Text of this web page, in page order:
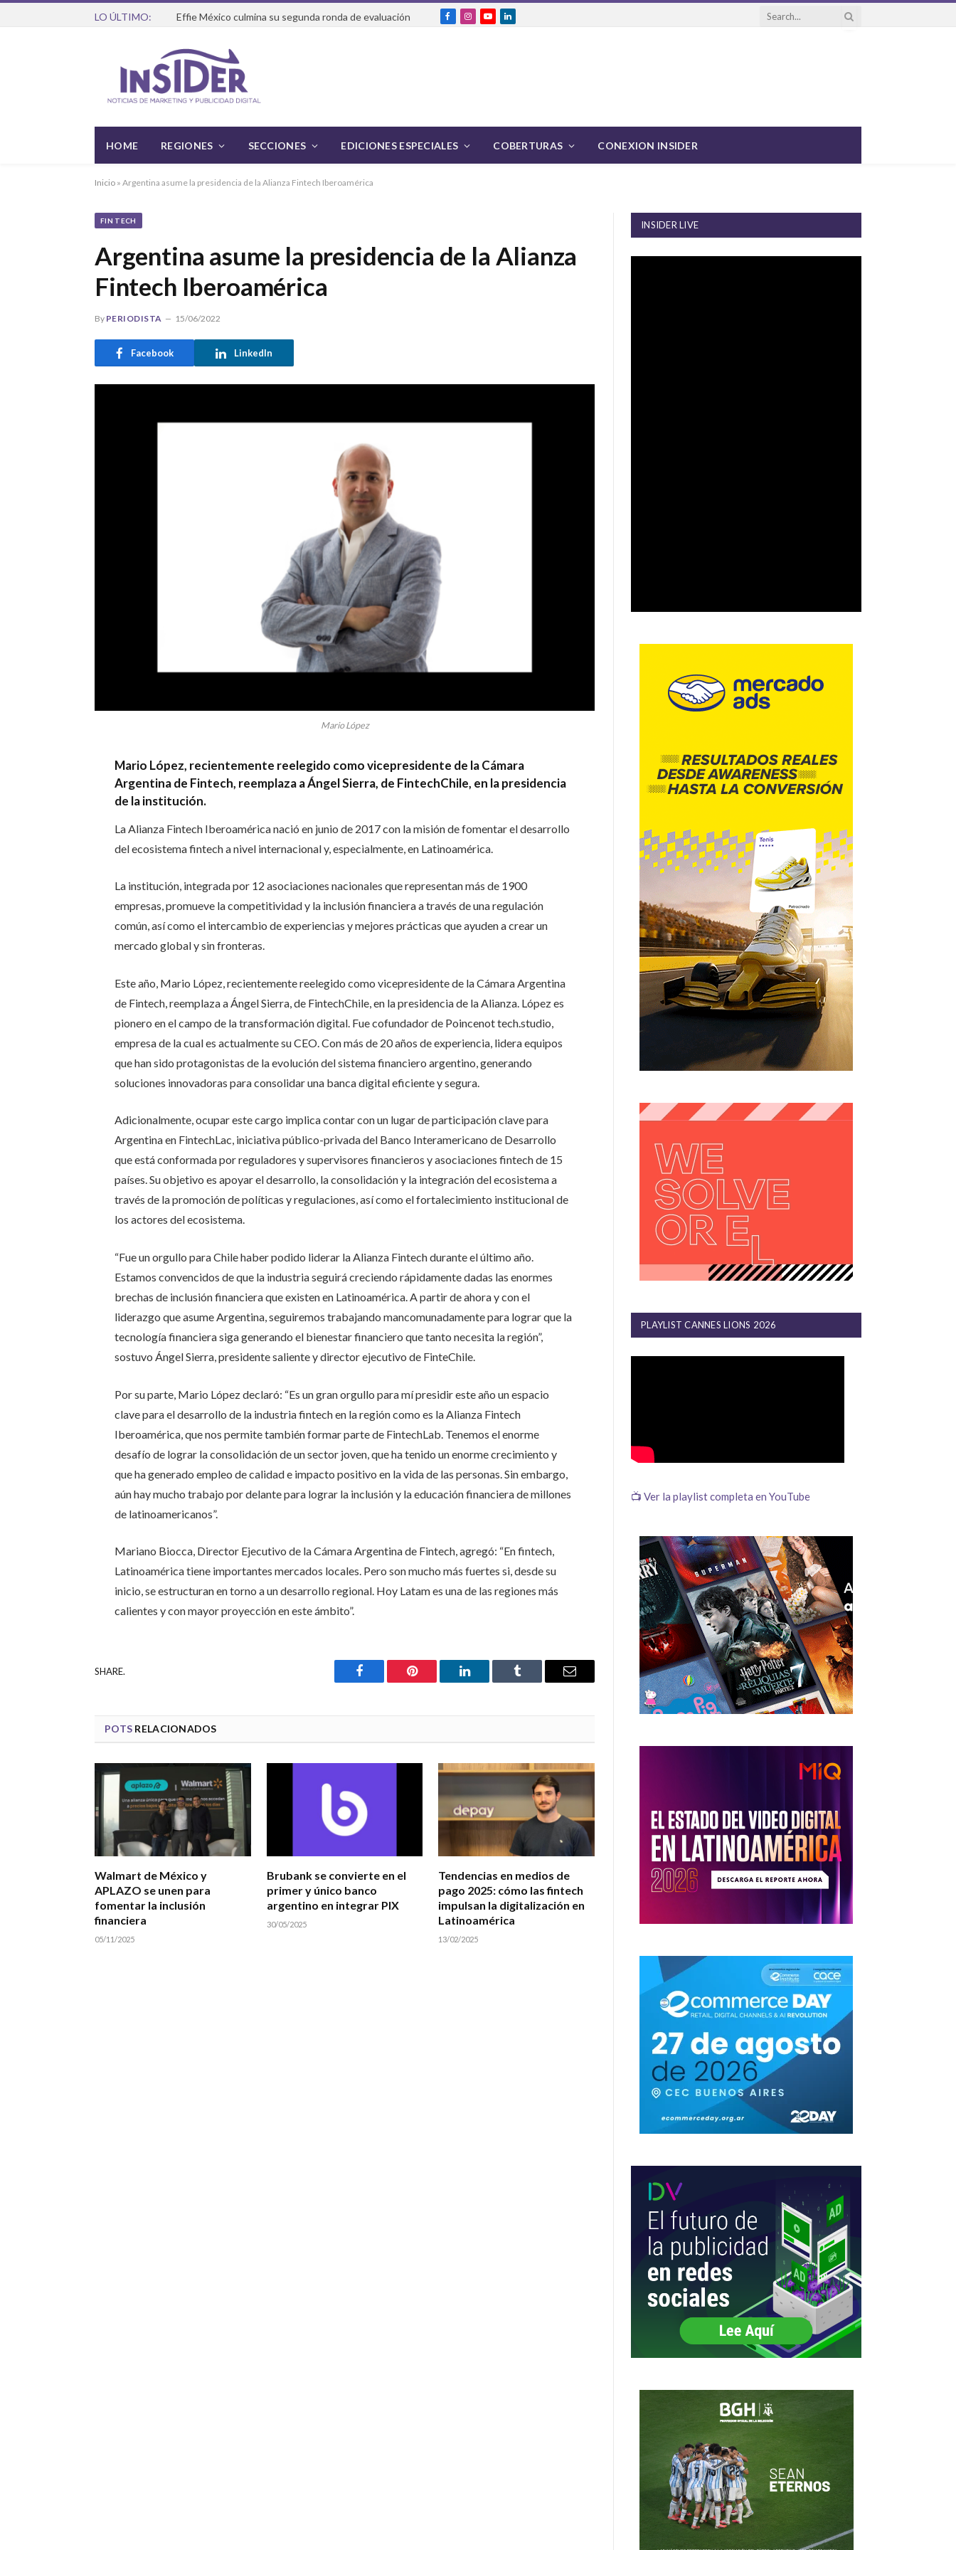
LO ÚLTIMO: Effie México culmina su segunda ronda de evaluación
FacebookInstagram
YouTubeLinkedIn
HOME REGIONES SECCIONES EDICIONES ESPECIALES COBERTURAS CONEXION INSIDER
Inicio » Argentina asume la presidencia de la Alianza Fintech Iberoamérica
FIN TECH
Argentina asume la presidencia de la Alianza
Fintech Iberoamérica
By PERIODISTA 15/06/2022
Facebook LinkedIn
Mario López
Mario López, recientemente reelegido como vicepresidente de la Cámara
Argentina de Fintech, reemplaza a Ángel Sierra, de FintechChile, en la presidencia
de la institución.
La Alianza Fintech Iberoamérica nació en junio de 2017 con la misión de fomentar el desarrollo
del ecosistema fintech a nivel internacional y, especialmente, en Latinoamérica.
La institución, integrada por 12 asociaciones nacionales que representan más de 1900
empresas, promueve la competitividad y la inclusión financiera a través de una regulación
común, así como el intercambio de experiencias y mejores prácticas que ayuden a crear un
mercado global y sin fronteras.
Este año, Mario López, recientemente reelegido como vicepresidente de la Cámara Argentina
de Fintech, reemplaza a Ángel Sierra, de FintechChile, en la presidencia de la Alianza. López es
pionero en el campo de la transformación digital. Fue cofundador de Poincenot tech.studio,
empresa de la cual es actualmente su CEO. Con más de 20 años de experiencia, lidera equipos
que han sido protagonistas de la evolución del sistema financiero argentino, generando
soluciones innovadoras para consolidar una banca digital eficiente y segura.
Adicionalmente, ocupar este cargo implica contar con un lugar de participación clave para
Argentina en FintechLac, iniciativa público-privada del Banco Interamericano de Desarrollo
que está conformada por reguladores y supervisores financieros y asociaciones fintech de 15
países. Su objetivo es apoyar el desarrollo, la consolidación y la integración del ecosistema a
través de la promoción de políticas y regulaciones, así como el fortalecimiento institucional de
los actores del ecosistema.
“Fue un orgullo para Chile haber podido liderar la Alianza Fintech durante el último año.
Estamos convencidos de que la industria seguirá creciendo rápidamente dadas las enormes
brechas de inclusión financiera que existen en Latinoamérica. A partir de ahora y con el
liderazgo que asume Argentina, seguiremos trabajando mancomunadamente para lograr que la
tecnología financiera siga generando el bienestar financiero que tanto necesita la región”,
sostuvo Ángel Sierra, presidente saliente y director ejecutivo de FinteChile.
Por su parte, Mario López declaró: “Es un gran orgullo para mí presidir este año un espacio
clave para el desarrollo de la industria fintech en la región como es la Alianza Fintech
Iberoamérica, que nos permite también formar parte de FintechLab. Tenemos el enorme
desafío de lograr la consolidación de un sector joven, que ha tenido un enorme crecimiento y
que ha generado empleo de calidad e impacto positivo en la vida de las personas. Sin embargo,
aún hay mucho trabajo por delante para lograr la inclusión y la educación financiera de millones
de latinoamericanos”.
Mariano Biocca, Director Ejecutivo de la Cámara Argentina de Fintech, agregó: “En fintech,
Latinoamérica tiene importantes mercados locales. Pero son mucho más fuertes si, desde su
inicio, se estructuran en torno a un desarrollo regional. Hoy Latam es una de las regiones más
calientes y con mayor proyección en este ámbito”.
SHARE.
Facebook Pinterest LinkedIn Tumblr Email
POTS RELACIONADOS
Walmart de México y
APLAZO se unen para
fomentar la inclusión
financiera
05/11/2025
Brubank se convierte en el
primer y único banco
argentino en integrar PIX
30/05/2025
Tendencias en medios de
pago 2025: cómo las fintech
impulsan la digitalización en
Latinoamérica
13/02/2025
INSIDER LIVE
PLAYLIST CANNES LIONS 2026
📺 Ver la playlist completa en YouTube